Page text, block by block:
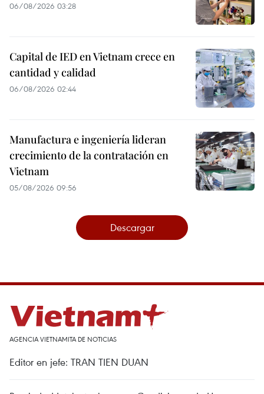
06/08/2026 03:28
Capital de IED en Vietnam crece en
cantidad y calidad
06/08/2026 02:44
Manufactura e ingeniería lideran
crecimiento de la contratación en
Vietnam
05/08/2026 09:56
Descargar
AGENCIA VIETNAMITA DE NOTICIAS
Editor en jefe: TRAN TIEN DUAN